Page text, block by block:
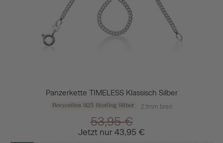
Panzerkette TIMELESS Klassisch Silber
Recyceltes 925 Sterling Silber 2,1mm breit
53,95 €
Jetzt nur 43,95 €